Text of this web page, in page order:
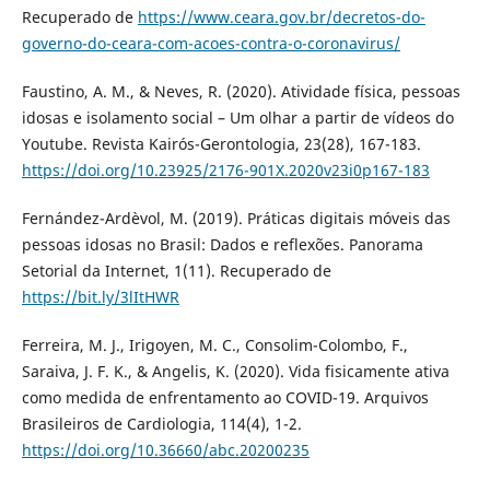
Recuperado de https://www.ceara.gov.br/decretos-do-
governo-do-ceara-com-acoes-contra-o-coronavirus/
Faustino, A. M., & Neves, R. (2020). Atividade física, pessoas
idosas e isolamento social – Um olhar a partir de vídeos do
Youtube. Revista Kairós-Gerontologia, 23(28), 167-183.
https://doi.org/10.23925/2176-901X.2020v23i0p167-183
Fernández-Ardèvol, M. (2019). Práticas digitais móveis das
pessoas idosas no Brasil: Dados e reflexões. Panorama
Setorial da Internet, 1(11). Recuperado de
https://bit.ly/3lItHWR
Ferreira, M. J., Irigoyen, M. C., Consolim-Colombo, F.,
Saraiva, J. F. K., & Angelis, K. (2020). Vida fisicamente ativa
como medida de enfrentamento ao COVID-19. Arquivos
Brasileiros de Cardiologia, 114(4), 1-2.
https://doi.org/10.36660/abc.20200235